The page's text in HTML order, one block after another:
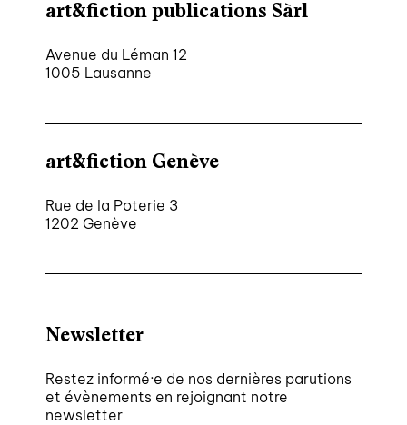
nous trouver
diffusion/librairies
art&fiction publications Sàrl
Avenue du Léman 12
1005 Lausanne
art&fiction Genève
Rue de la Poterie 3
1202 Genève
Newsletter
Restez informé·e de nos dernières parutions
et évènements en rejoignant notre
newsletter